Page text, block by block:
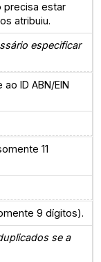
precisa estar
atribuiu.
especificar
ID ABN/EIN
11
9 dígitos).
se a